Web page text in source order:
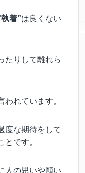
執着”は良くない
たりして離れら
われています。
度な期待をして
とです。
人の思いや願い